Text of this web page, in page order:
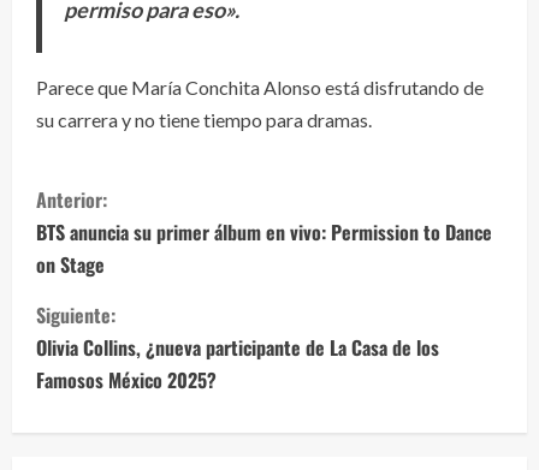
permiso para eso».
Parece que María Conchita Alonso está disfrutando de
su carrera y no tiene tiempo para dramas.
S
i
g
u
e
l
Anterior:
BTS anuncia su primer álbum en vivo: Permission to Dance
on Stage
Siguiente:
Olivia Collins, ¿nueva participante de La Casa de los
Famosos México 2025?